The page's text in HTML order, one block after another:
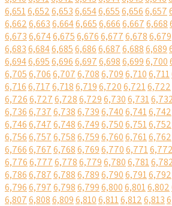
6,6516,6526,6536,6546,6556,6566,657
6,6626,6636,6646,6656,6666,6676,668
6,6736,6746,6756,6766,6776,6786,679
6,6836,6846,6856,6866,6876,6886,689
6,6946,6956,6966,6976,6986,6996,700
6,7056,7066,7076,7086,7096,7106,711
6,7166,7176,7186,7196,7206,7216,722
6,7266,7276,7286,7296,7306,731
6,7366,7376,7386,7396,7406,7416,742
6,7466,7476,7486,7496,7506,7516,752
6,7566,7576,7586,7596,7606,7616,762
6,7666,7676,7686,7696,7706,7716,772
6,7766,7776,7786,7796,7806,781
6,7866,7876,7886,7896,7906,7916,792
6,7966,7976,7986,7996,8006,8016,802
6,8076,8086,8096,8106,8116,8126,813